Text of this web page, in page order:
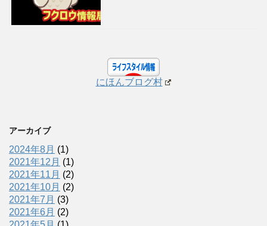
にほんブログ村
アーカイブ
2024年8月 (1)
2021年12月 (1)
2021年11月 (2)
2021年10月 (2)
2021年7月 (3)
2021年6月 (2)